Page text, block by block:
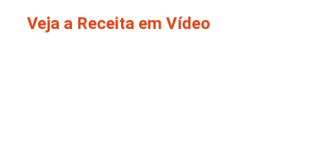
Veja a Receita em Vídeo